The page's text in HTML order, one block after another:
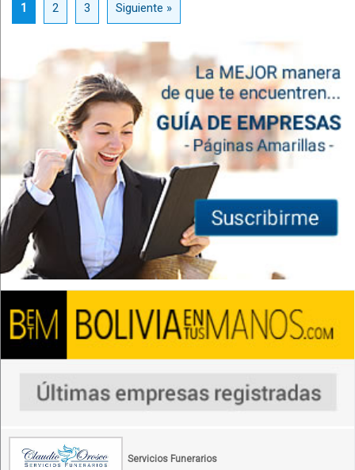
1 2 3 Siguiente »
Servicios Funerarios